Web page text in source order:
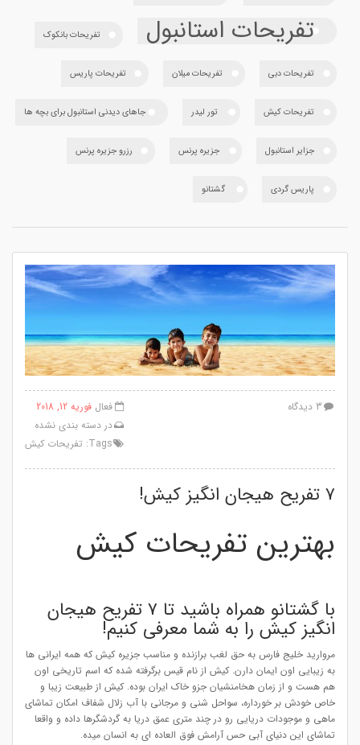
تفریحات استانبول تفریحات بانکوک
تفریحات دبی تفریحات میلان تفریحات پاریس
تفریحات کیش تور لیدر جاهای دیدنی استانبول برای بچه ها
جزایر استانبول جزیره پرنس رزرو جزیره پرنس
پاریس گردی گشتانو
فعال فوریه 12, 2018
در دسته بندی نشده
Tags: تفریحات کیش
3 دیدگاه
۷ تفریح هیجان انگیز کیش!
بهترین تفریحات کیش
با گشتانو همراه باشید تا ۷ تفریح هیجان
انگیز کیش را به شما معرفی کنیم!
مروارید خلیج فارس به حق لغب برازنده و مناسب جزیره کیش که همه ایرانی ها
به زیبایی اون ایمان دارن. کیش از نام قیس برگرفته شده که اسم تاریخی اون
هم هست و از زمان هخامنشیان جزو خاک ایران بوده. کيش از طبيعت زيبا و
خاص خودش بر خورداره، سواحل شنی و مرجانی با آب زلال شفاف امکان تماشای
ماهی و موجودات دریایی رو در چند متری عمق دریا به گردشگرها داده و واقعا
تماشای این دنیای آبی حس آرامش فوق العاده ای به انسان میده.